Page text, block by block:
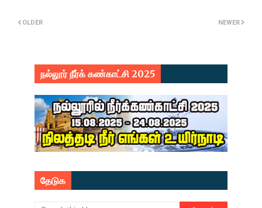
NEWER
OLDER
நல்லூர் நீர்க் கண்காட்சி 2025
தேடுக